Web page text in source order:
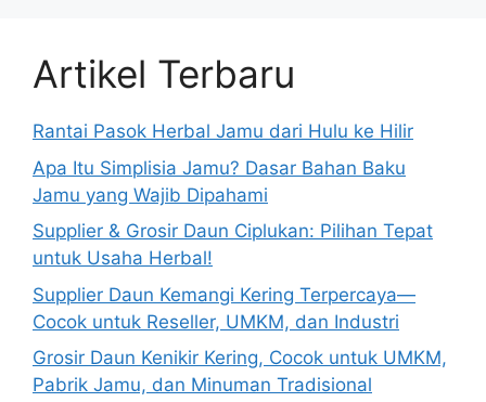
Artikel Terbaru
Rantai Pasok Herbal Jamu dari Hulu ke Hilir
Apa Itu Simplisia Jamu? Dasar Bahan Baku
Jamu yang Wajib Dipahami
Supplier & Grosir Daun Ciplukan: Pilihan Tepat
untuk Usaha Herbal!
Supplier Daun Kemangi Kering Terpercaya—
Cocok untuk Reseller, UMKM, dan Industri
Grosir Daun Kenikir Kering, Cocok untuk UMKM,
Pabrik Jamu, dan Minuman Tradisional